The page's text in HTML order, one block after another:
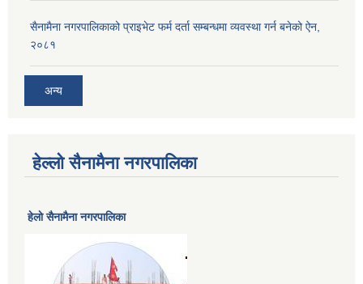
सैनामैना नगरपालिकाको प्राइभेट फर्म दर्ता सम्बन्धमा व्यवस्था गर्न बनेको ऐन,
२०८१
अन्य
हेल्लो सैनामैना नगरपालिका
हेलाे सैनामैना नगरपालिका